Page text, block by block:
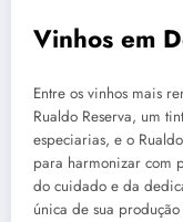
Vinhos em
Entre os vinhos mais
Rualdo Reserva, um
especiarias, e o
para harmonizar com
do cuidado e da
única de sua